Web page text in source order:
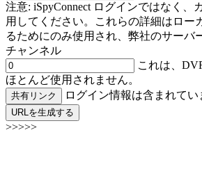
注意: iSpyConnect ログインではなく、
用してください。これらの詳細はロー
るためにのみ使用され、弊社のサーバ
チャンネル
これは、
ほとんど使用されません。
共有リンク ログイン情報は含まれてい
URLを生成する
>>>>>